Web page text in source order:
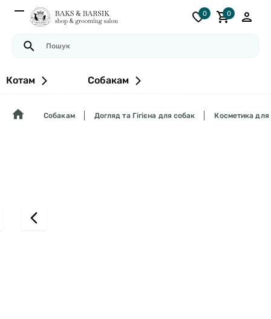
0 0
Котам Собакам
Собакам Догляд та Гігієна для собак Косметика для